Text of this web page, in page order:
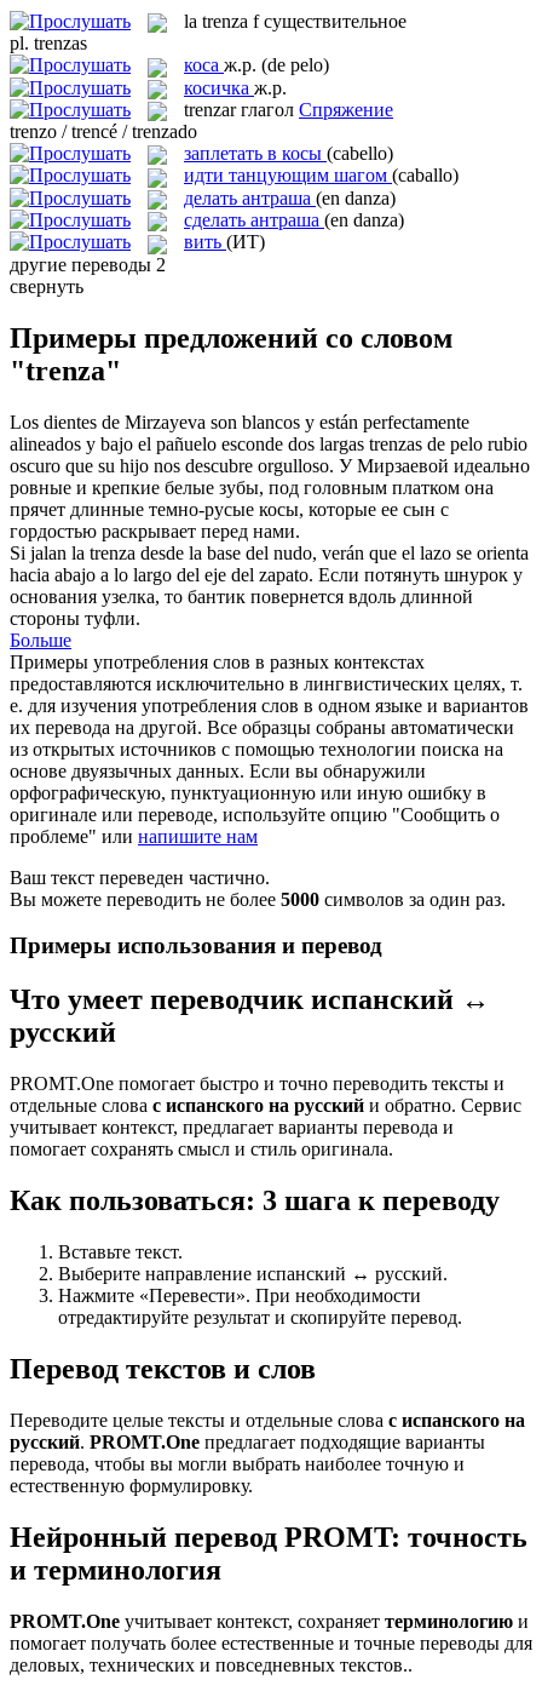
la trenza f существительное
pl. trenzas
коса ж.р. (de pelo)
косичка ж.р.
trenzar глагол Спряжение
trenzo / trencé / trenzado
заплетать в косы (cabello)
идти танцующим шагом (caballo)
делать антраша (en danza)
сделать антраша (en danza)
вить (ИТ)
другие переводы 2
свернуть
Примеры предложений со словом
"trenza"
Los dientes de Mirzayeva son blancos y están perfectamente
alineados y bajo el pañuelo esconde dos largas trenzas de pelo rubio
oscuro que su hijo nos descubre orgulloso. У Мирзаевой идеально
ровные и крепкие белые зубы, под головным платком она
прячет длинные темно-русые косы, которые ее сын с
гордостью раскрывает перед нами.
Si jalan la trenza desde la base del nudo, verán que el lazo se orienta
hacia abajo a lo largo del eje del zapato. Если потянуть шнурок у
основания узелка, то бантик повернется вдоль длинной
стороны туфли.
Больше
Примеры употребления слов в разных контекстах
предоставляются исключительно в лингвистических целях, т.
е. для изучения употребления слов в одном языке и вариантов
их перевода на другой. Все образцы собраны автоматически
из открытых источников с помощью технологии поиска на
основе двуязычных данных. Если вы обнаружили
орфографическую, пунктуационную или иную ошибку в
оригинале или переводе, используйте опцию "Сообщить о
проблеме" или напишите нам
Ваш текст переведен частично.
Вы можете переводить не более 5000 символов за один раз.
Примеры использования и перевод
Что умеет переводчик испанский ↔
русский
PROMT.One помогает быстро и точно переводить тексты и
отдельные слова с испанского на русский и обратно. Сервис
учитывает контекст, предлагает варианты перевода и
помогает сохранять смысл и стиль оригинала.
Как пользоваться: 3 шага к переводу
Вставьте текст.
Выберите направление испанский ↔ русский.
Нажмите «Перевести». При необходимости
отредактируйте результат и скопируйте перевод.
Перевод текстов и слов
Переводите целые тексты и отдельные слова с испанского на
русский. PROMT.One предлагает подходящие варианты
перевода, чтобы вы могли выбрать наиболее точную и
естественную формулировку.
Нейронный перевод PROMT: точность
и терминология
PROMT.One учитывает контекст, сохраняет терминологию и
помогает получать более естественные и точные переводы для
деловых, технических и повседневных текстов..